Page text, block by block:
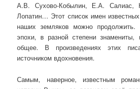
А.В. Сухово-Кобылин, Е.А.
Лопатин… Этот список имен
наших земляков можно
эпохи, в разной степени
общее. В произведениях этих
источником вдохновения.
Самым, наверное, известным